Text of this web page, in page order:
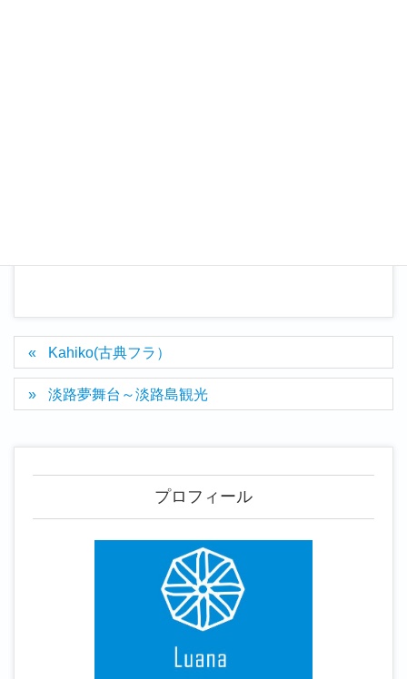
Kahiko(古典フラ）
淡路夢舞台～淡路島観光
プロフィール